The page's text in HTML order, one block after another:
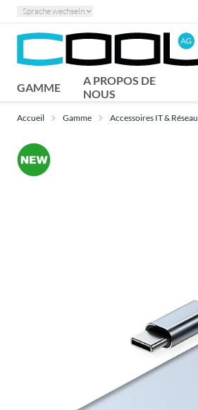
Sprache wechseln
GAMME
A PROPOS DE
NOUS
Accueil Gamme Accessoires IT & Réseau